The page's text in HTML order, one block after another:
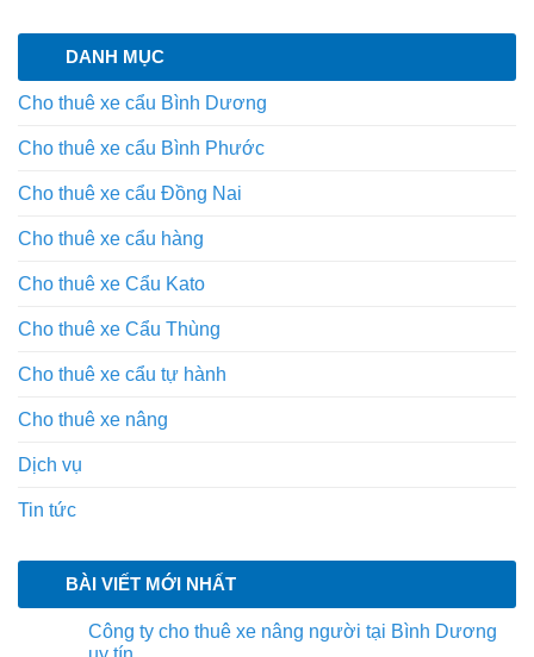
DANH MỤC
Cho thuê xe cẩu Bình Dương
Cho thuê xe cẩu Bình Phước
Cho thuê xe cẩu Đồng Nai
Cho thuê xe cẩu hàng
Cho thuê xe Cẩu Kato
Cho thuê xe Cẩu Thùng
Cho thuê xe cẩu tự hành
Cho thuê xe nâng
Dịch vụ
Tin tức
BÀI VIẾT MỚI NHẤT
Công ty cho thuê xe nâng người tại Bình Dương